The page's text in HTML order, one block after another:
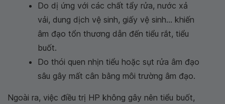
Do dị ứng với các chất tẩy rửa, nước xả
vải, dung dịch vệ sinh, giấy vệ sinh... khiến
âm đạo tổn thương dẫn đến tiểu rắt, tiểu
buốt.
Do thói quen nhịn tiểu hoặc sụt rửa âm đạo
sâu gây mất cân bằng môi trường âm đạo.
Ngoài ra, việc điều trị HP không gây nên tiểu buốt,